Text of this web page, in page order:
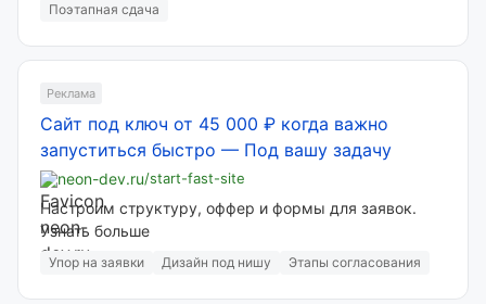
Поэтапная сдача
Реклама
Сайт под ключ от 45 000 ₽ когда важно
запуститься быстро — Под вашу задачу
neon-dev.ru/start-fast-site
Настроим структуру, оффер и формы для заявок.
Узнать больше
Упор на заявки Дизайн под нишу Этапы согласования